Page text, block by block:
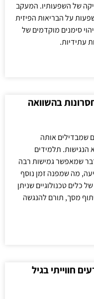
של השפעותיו. המעקב
על הבריאות הפיזית
סימנים מוקדמים של
עתידיות.
בהשוואה
שמבדילים אותה
הנגישות. תלמידים
שמאפשר גמישות רבה
מה שמפנה זמן נוסף
כלים טכנולוגיים שניתן
מסך, תורם להנגשה
חווייתי בגיל